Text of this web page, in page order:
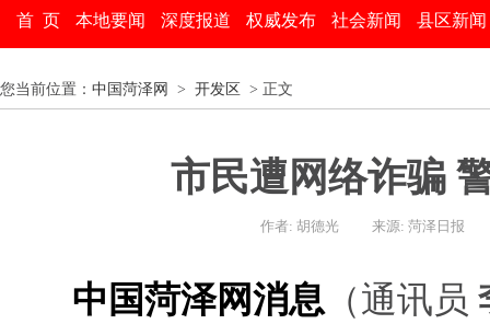
首 页 本地要闻 深度报道 权威发布 社会新闻 县区新闻
您当前位置： 中国菏泽网 > 开发区 > 正文
市民遭网络诈骗
作者: 胡德光 来源: 菏泽日报
中国菏泽网消息 （通讯员